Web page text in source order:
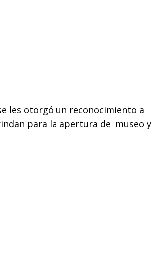
les otorgó un reconocimiento a
para la apertura del museo y